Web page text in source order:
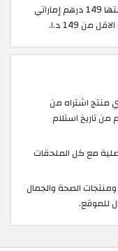
الشحن مجاني للطلبات التي تتجاوز قيمتها 149 درهم إماراتي
منتج اشتراه من
خلال مهلة قدرها 14 يوم من تاريخ استلام
مع كل الملحقات
الصحة والجمال
للموقع.